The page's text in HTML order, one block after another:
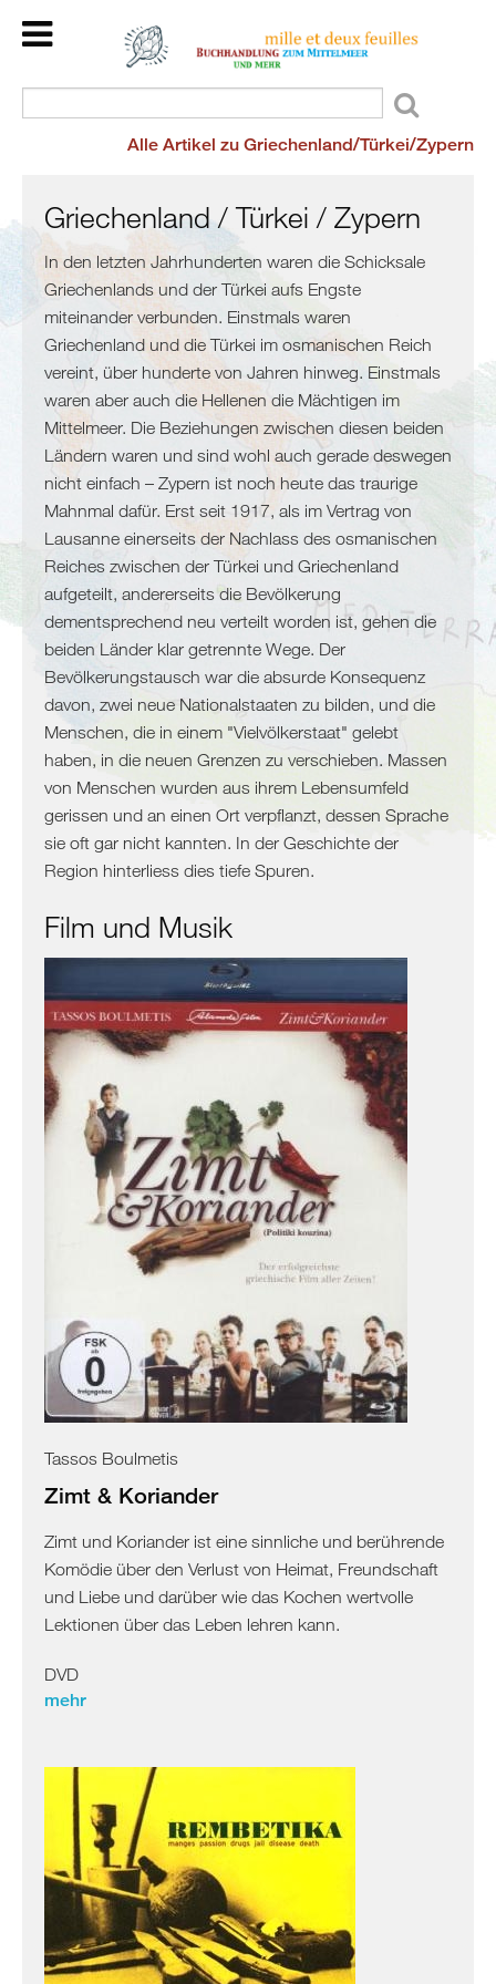
Home
Länder
Back
und
mehr
Flucht
und
Migration
Maghreb
Malta
Marokko
Algerien
Tunesien
Libyen
Malta
Nördliche
Mittelmeerküste
Spanien
Frankreich
Italien
Balkan
Slowenien
Kroatien
Montenegro
und
Albanien
Kosovo
Nordmazedonien
Serbien
Griechenland
Griechenland
Zypern
Levante
Ägypten
Syrien
Israel
Palästina
Ägypten
Veranstaltungen
Wir
lesen
für
Sie
Dienstleistungen
Über
uns
Alle Artikel zu Griechenland/Türkei/Zypern
Griechenland / Türkei / Zypern
In den letzten Jahrhunderten waren die Schicksale
Griechenlands und der Türkei aufs Engste
miteinander verbunden. Einstmals waren
Griechenland und die Türkei im osmanischen Reich
vereint, über hunderte von Jahren hinweg. Einstmals
waren aber auch die Hellenen die Mächtigen im
Mittelmeer. Die Beziehungen zwischen diesen beiden
Ländern waren und sind wohl auch gerade deswegen
nicht einfach – Zypern ist noch heute das traurige
Mahnmal dafür. Erst seit 1917, als im Vertrag von
Lausanne einerseits der Nachlass des osmanischen
Reiches zwischen der Türkei und Griechenland
aufgeteilt, andererseits die Bevölkerung
dementsprechend neu verteilt worden ist, gehen die
beiden Länder klar getrennte Wege. Der
Bevölkerungstausch war die absurde Konsequenz
davon, zwei neue Nationalstaaten zu bilden, und die
Menschen, die in einem "Vielvölkerstaat" gelebt
haben, in die neuen Grenzen zu verschieben. Massen
von Menschen wurden aus ihrem Lebensumfeld
gerissen und an einen Ort verpflanzt, dessen Sprache
sie oft gar nicht kannten. In der Geschichte der
Region hinterliess dies tiefe Spuren.
Film und Musik
Tassos Boulmetis
Zimt & Koriander
Zimt und Koriander ist eine sinnliche und berührende
Komödie über den Verlust von Heimat, Freundschaft
und Liebe und darüber wie das Kochen wertvolle
Lektionen über das Leben lehren kann.
DVD
mehr